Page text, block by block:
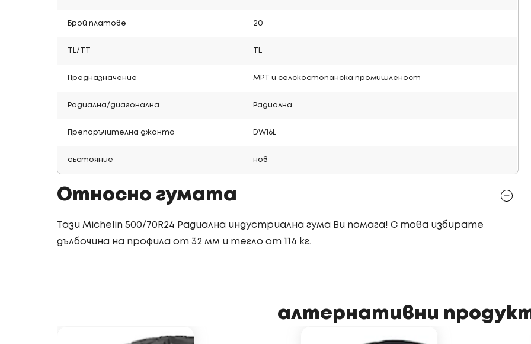
Брой платове 20
TL/TT
Предназначение МРТ и селскостопанска промишленост
Радиална/диагонална Радиална
Препоръчителна джанта DW16L
състояние нов
Относно гумата
Тази Michelin 500/70R24 Радиална индустриална гума Ви помага! С това избирате
дълбочина на профила от 32 мм и тегло от 114 кг.
алтернативни